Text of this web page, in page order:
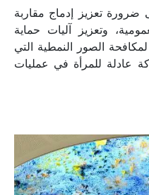
ضرورة تعزيز إدماج مقاربة
وتعزيز آليات حماية
الصور النمطية التي
عادلة للمرأة في عمليات